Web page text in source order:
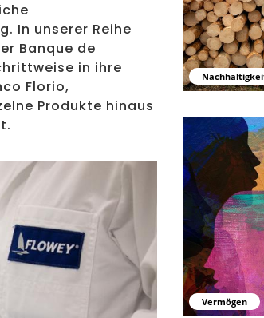
- right
In unserer Reihe
Banque de
in ihre
Florio,
Produkte hinaus
Warum
Vermögen